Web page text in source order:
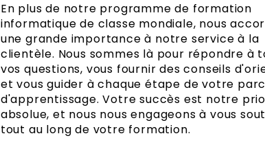
En plus de notre programme de formation
informatique de classe mondiale, nous
une grande importance à notre service à la
clientèle. Nous sommes là pour répondre à
vos questions, vous fournir des conseils
et vous guider à chaque étape de votre
d'apprentissage. Votre succès est notre
absolue, et nous nous engageons à vous
tout au long de votre formation.